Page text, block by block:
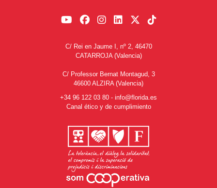
C/ Rei en Jaume I, nº 2, 46470
CATARROJA (Valencia)
C/ Professor Bernat Montagud, 3
46600 ALZIRA (Valencia)
+34 96 122 03 80 - info@florida.es
Canal ético y de cumplimiento